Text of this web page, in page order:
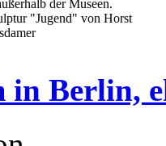
der Museen.
"Jugend" von Horst
in Berlin,